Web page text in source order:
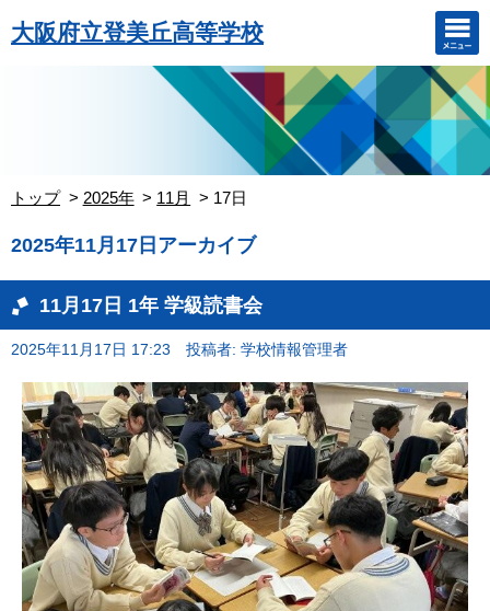
大阪府立登美丘高等学校
トップ 2025年 11月 17日
2025年11月17日アーカイブ
11月17日 1年 学級読書会
2025年11月17日 17:23 投稿者: 学校情報管理者